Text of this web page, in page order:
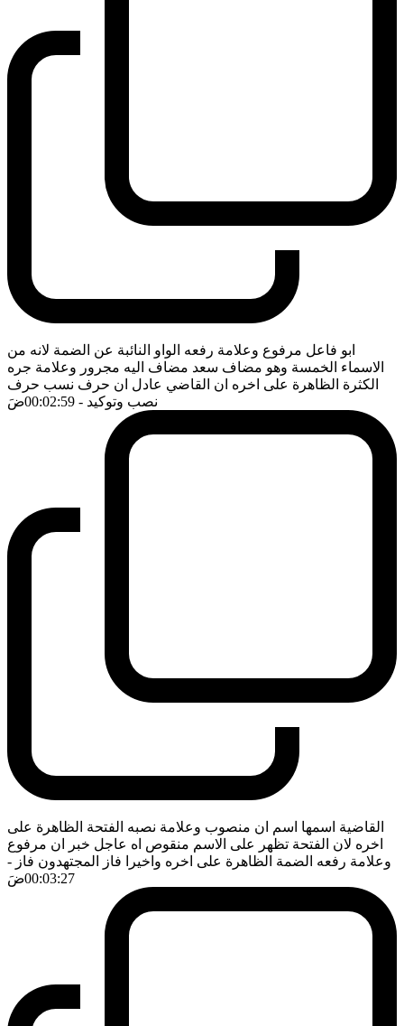
ابو فاعل مرفوع وعلامة رفعه الواو النائبة عن الضمة لانه من
الاسماء الخمسة وهو مضاف سعد مضاف اليه مجرور وعلامة جره
الكثرة الظاهرة على اخره ان القاضي عادل ان حرف نسب حرف
نصب وتوكيد - 00:02:59 ضَ
القاضية اسمها اسم ان منصوب وعلامة نصبه الفتحة الظاهرة على
اخره لان الفتحة تظهر على الاسم منقوص اه عاجل خبر ان مرفوع
وعلامة رفعه الضمة الظاهرة على اخره واخيرا فاز المجتهدون فاز -
00:03:27ضَ